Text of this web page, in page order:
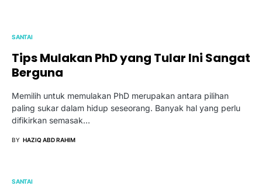
SANTAI
Tips Mulakan PhD yang Tular Ini Sangat
Berguna
Memilih untuk memulakan PhD merupakan antara pilihan
paling sukar dalam hidup seseorang. Banyak hal yang perlu
difikirkan semasak…
BY HAZIQ ABD RAHIM
SANTAI